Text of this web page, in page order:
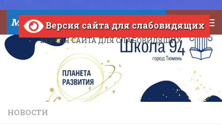
Skip to content
МАОУ СОШ №94 города Тюмени
ВЕРСИЯ САЙТА ДЛЯ СЛАБОВИДЯЩИХ
Версия сайта для слабовидящих
НОВОСТИ